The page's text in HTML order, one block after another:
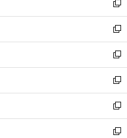
く
で
開
く
ィ
ン
ド
ウ
で
開
く
い
ウ
ィ
ン
ド
ウ
で
開
く
新
し
い
ウ
ィ
ン
ド
ウ
で
開
く
新
し
い
ウ
ィ
ン
ド
ウ
で
新
し
い
ウ
ィ
ン
ド
新
し
い
ウ
ィ
新
し
い
新